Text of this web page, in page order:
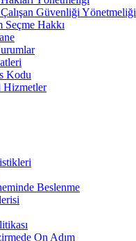
Güvenliği Yönetmeliği
Seçme Hakkı
Kodu
Hizmetler
Beslenme
On Adım